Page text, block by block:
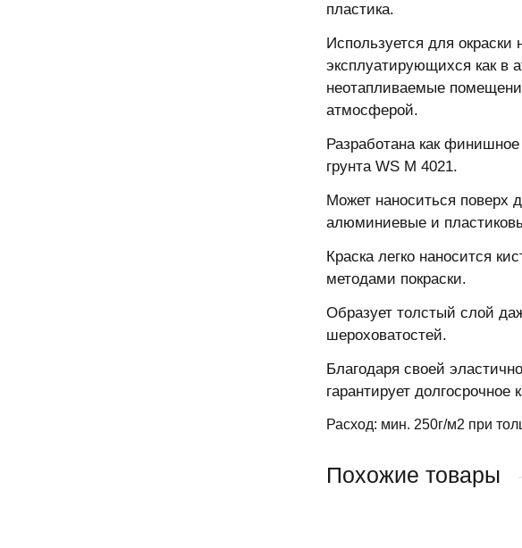
пластика.
Используется для
эксплуатирующихся как в
неотапливаемые
атмосферой.
Разработана как
грунта WS M 4021.
Может наноситься поверх
алюминиевые и
Краска легко наносится
методами покраски.
Образует толстый слой
шероховатостей.
Благодаря своей
гарантирует
Расход: мин. 250г/м2 при
Похожие товары